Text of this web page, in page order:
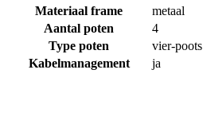
Materiaal frame
metaal
Aantal poten
4
Type poten
vier-poots
Kabelmanagement
ja